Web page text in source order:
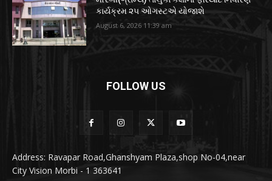
કાર્યક્રમ ૨૫ ઓગસ્ટએ યોજાશે
August 6, 2026 11:39 am
FOLLOW US
Address: Ravapar Road,Ghanshyam Plaza,shop No-04,near
City Vision Morbi - 1 363641